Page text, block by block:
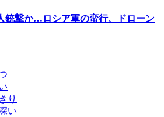
銃撃か…ロシア軍の蛮行、ドローン
り
い